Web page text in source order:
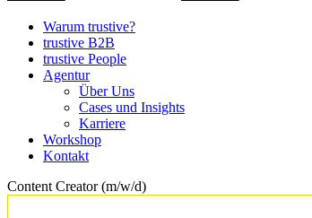
Warum trustive?
trustive B2B
trustive People
Agentur
Über Uns
Cases und Insights
Karriere
Workshop
Kontakt
Content Creator (m/w/d)